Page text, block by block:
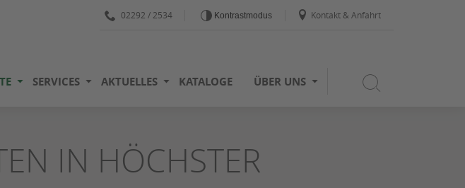
02292 / 2534 Kontrastmodus Kontakt & Anfahrt
SERVICES AKTUELLES KATALOGE ÜBER UNS
IN HÖCHSTER